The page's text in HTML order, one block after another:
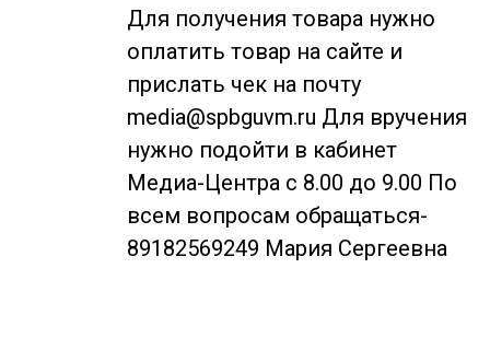
Для получения товара нужно
оплатить товар на сайте и
прислать чек на почту
media@spbguvm.ru Для вручения
нужно подойти в кабинет
Медиа-Центра с 8.00 до 9.00 По
всем вопросам обращаться-
89182569249 Мария Сергеевна